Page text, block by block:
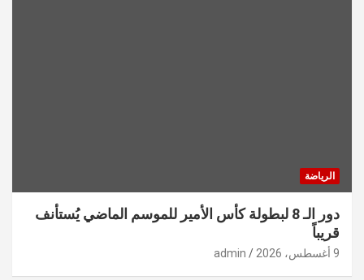
الرياضة
دور الـ 8 لبطولة كأس الأمير للموسم الماضي يُستأنف
قريباً
9 أغسطس، 2026 admin